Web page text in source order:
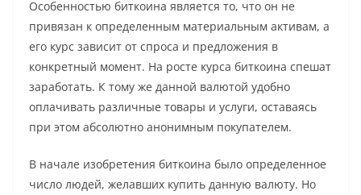
Особенностью биткоина является то, что он не
привязан к определенным материальным активам, а
его курс зависит от спроса и предложения в
конкретный момент. На росте курса биткоина спешат
заработать. К тому же данной валютой удобно
оплачивать различные товары и услуги, оставаясь
при этом абсолютно анонимным покупателем.
В начале изобретения биткоина было определенное
число людей, желавших купить данную валюту. Но